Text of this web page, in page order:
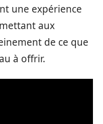
une expérience
aux
de ce que
à offrir.